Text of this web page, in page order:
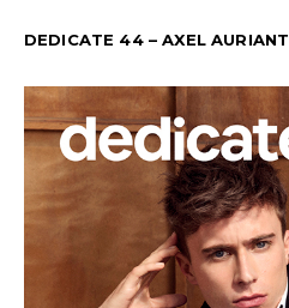
DEDICATE 44 – AXEL AURIANT